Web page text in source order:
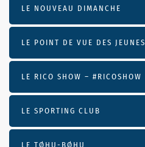
LE NOUVEAU DIMANCHE
LE POINT DE VUE DES JEUNES
LE RICO SHOW – #RICOSHOW
LE SPORTING CLUB
LE TØHU-BØHU